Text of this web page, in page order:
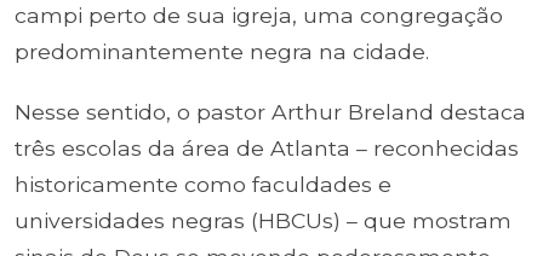
campi perto de sua igreja, uma congregação
predominantemente negra na cidade.
Nesse sentido, o pastor Arthur Breland destaca
três escolas da área de Atlanta – reconhecidas
historicamente como faculdades e
universidades negras (HBCUs) – que mostram